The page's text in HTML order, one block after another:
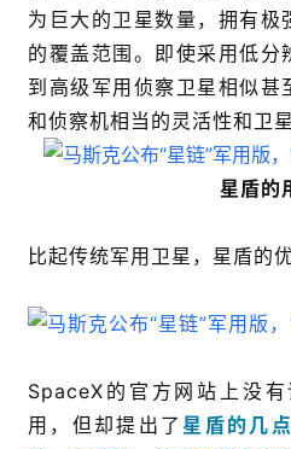
为巨大的卫星数量，拥有极
的覆盖范围。即使采用低分
到高级军用侦察卫星相似甚
和侦察机相当的灵活性和卫
星盾的
比起传统军用卫星，星盾的
SpaceX的官方网站上没
用，但却提出了星盾的几